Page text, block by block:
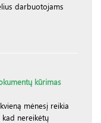
darbuotojams
kūrimas
mėnesį reikia
kad nereikėtų